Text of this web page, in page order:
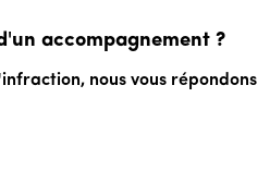
accompagnement ?
nous vous répondons